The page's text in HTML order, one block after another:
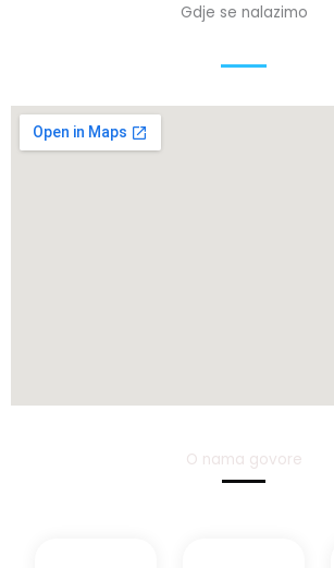
Gdje se nalazimo
O nama govore